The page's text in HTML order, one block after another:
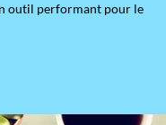
outil performant pour le